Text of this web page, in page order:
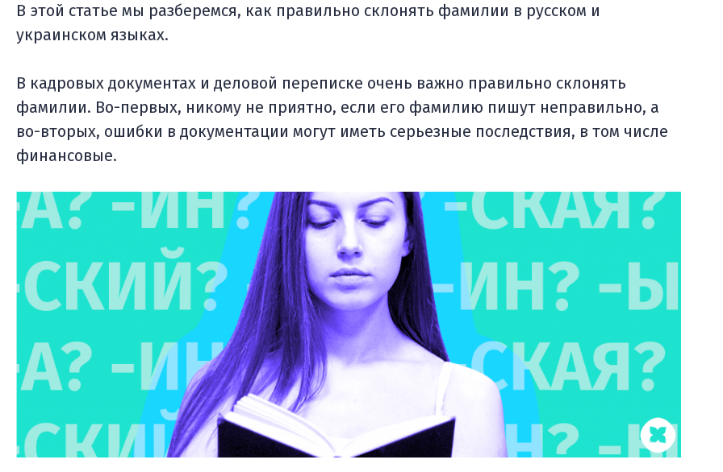
В этой статье мы разберемся, как правильно склонять фамилии в русском и
украинском языках.
В кадровых документах и деловой переписке очень важно правильно склонять
фамилии. Во-первых, никому не приятно, если его фамилию пишут неправильно, а
во-вторых, ошибки в документации могут иметь серьезные последствия, в том числе
финансовые.